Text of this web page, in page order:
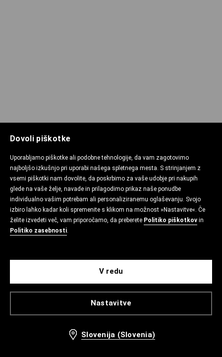
Dovoli piškotke
Uporabljamo piškotke ali podobne tehnologije, da vam zagotovimo
najboljšo izkušnjo pri uporabi našega spletnega mesta. S strinjanjem z
vsemi piškotki nam dovolite, da poskrbimo za vaše udobje pri nakupih
glede na vaše želje, navade in prilagodimo prikaz naše ponudbe
individualno vašim potrebam ali personaliziranemu oglaševanju. Svojo
izbiro lahko kadar koli spremenite s klikom na možnost »Nastavitve«. Če
želite izvedeti več, vam priporočamo, da preberete Politiko piškotkov in
Politiko zasebnosti.
Nastavitve
V redu
Slovenija (Slovenia)